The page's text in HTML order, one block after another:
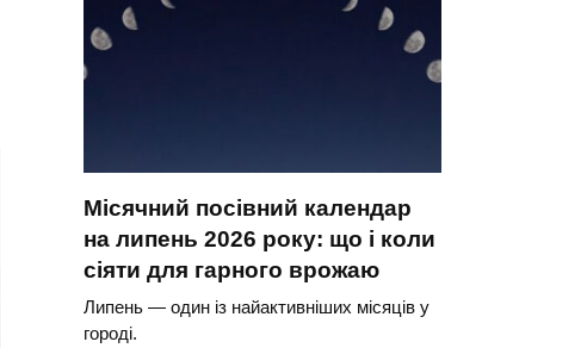
Місячний посівний календар
на липень 2026 року: що і коли
сіяти для гарного врожаю
Липень — один із найактивніших місяців у
городі.